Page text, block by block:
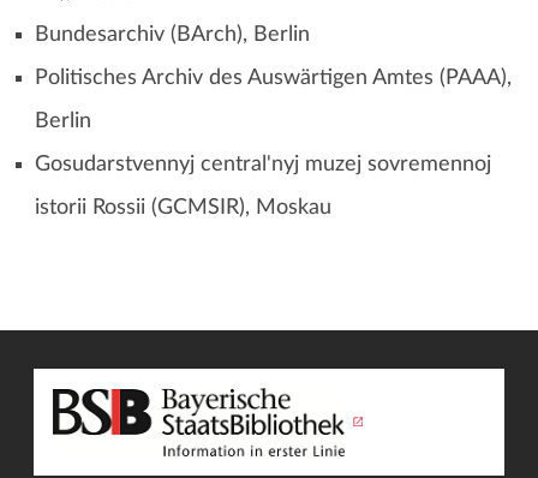
Bundesarchiv (BArch), Berlin
Politisches Archiv des Auswärtigen Amtes (PAAA),
Berlin
Gosudarstvennyj central'nyj muzej sovremennoj
istorii Rossii (GCMSIR), Moskau